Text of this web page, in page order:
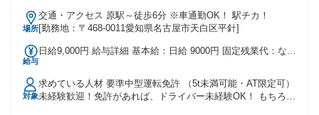
場所
交通・アクセス 原駅～徒歩6分 ※車通勤OK！ 駅チカ！
[勤務地：〒468-0011愛知県名古屋市天白区平針]
給与
日給9,000円 給与詳細 基本給：日給 9000円 固定残業代：なし
金額：なし 全員に一律で支払われるその他手当金額：なし
対象
求めている人材 要準中型運転免許 （5t未満可能・AT限定可）
未経験歓迎！免許があれば、ドライバー未経験OK！ もちろん